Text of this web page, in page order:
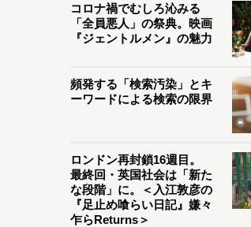
コロナ禍でむしろ沁みる
「全員悪人」の祭典。映画
『ジェントルメン』の魅力
頻発する「検索汚染」とキ
ーワードによる検索の限界
ロンドン再封鎖16週目。
最終回・英国社会は「新た
な段階」に。＜入江敦彦の
『足止め喰らい日記』嫌々
乍らReturns＞